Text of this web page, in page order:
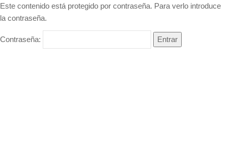
Este contenido está protegido por contraseña. Para verlo introduce
la contraseña.
Contraseña: